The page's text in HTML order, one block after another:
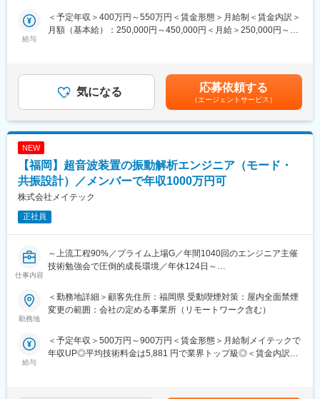
は、会社が全額負担します。家賃補助の金額に関して、6万円（家
賃＋共益費）の物件を上限として半分を支給いたします。他にも
エンジニア（技術社員）を対象に、キャリアチェンジを支援する
制度です。U・Iターンしたい、上流工程へ挑戦したいなど転職に
ともなうリスクを気にすることなく、社内で自分の新しいキャリ
アを形成し、可能性を広げることが可能です。シフトしたことに
よって上がった派遣料金が一定基準を超えた場合、給与に還元し
変更の範囲：会社の定める業務
し、メーカー技術社員と弊社社員と協力して業務致します。
・半導体テスタを使用した評価解析
・プログラム開発実務(半導体テスター言語、Python、C、C++)
・エクセル、パワーポイントデータ纏め(グラフ作成、関数、VBA
使用)
います。ご面接の際に志向性に合わせて様々お話しできればと思
います。
◆使用ツール：
◇半導体テスター言語、Python、C、C++
・過去ものづくりに携わっていたが直近別業界で勤務されていた
方
・エンジニアのスキルをもっと磨きたい、市場価値をあげたいと
思いご入社された方
◆働く環境：
全社月平均残業時間：約20時間
給与
＜予定年収＞400万円～550万円＜賃金形態＞月給制＜賃金内訳＞
月額（基本給）：250,000円～450,000円＜月給＞250,000円～
の金額であり、選考を通じて上下する可能性があります。月給(月
額)は固定手当を含めた表記です。
気になる 応募依頼する
（エージェントサービス）
NEW
【福岡】超音波装置の振動解析エンジニア（モード・
共振設計）／メンバーで年収1000万円可
株式会社メイテック
正社員
仕事内容
～上流工程90%／プライム上場G／年間1040回のエンジニア主催
技術勉強会で圧倒的成長環境／年休124日～
■業務内容：
・超音波ホーン／ツールの振動解析主担当
・応力集中部の抽出、形状改善提案
・試作結果を踏まえた再解析
勤務地
＜勤務地詳細＞顧客先住所：福岡県 受動喫煙対策：屋内全面禁煙
変更の範囲：会社の定める事業所（リモートワーク含む）
給与
＜予定年収＞500万円～900万円＜賃金形態＞月給制メイテックで
年収UP◎平均技術料金は5,881 円で業界トップ級◎＜賃金内訳＞